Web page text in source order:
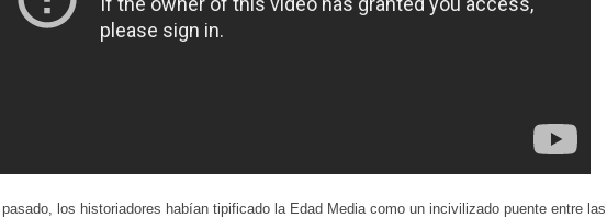
pasado, los historiadores habían tipificado la Edad Media como un incivilizado puente entre las